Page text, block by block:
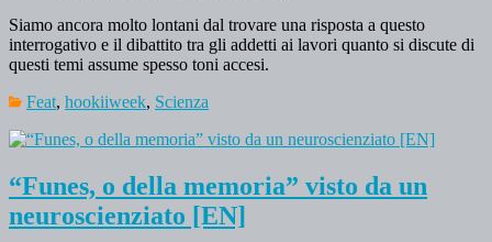
Siamo ancora molto lontani dal trovare una risposta a questo
interrogativo e il dibattito tra gli addetti ai lavori quanto si discute di
questi temi assume spesso toni accesi.
Feat, hookiiweek, Scienza
“Funes, o della memoria” visto da un
neuroscienziato [EN]